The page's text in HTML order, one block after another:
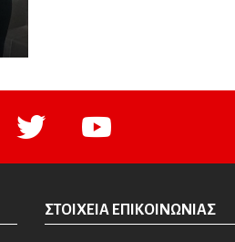
twitter youtube
ΣΤΟΙΧΕΊΑ ΕΠΙΚΟΙΝΩΝΊΑΣ